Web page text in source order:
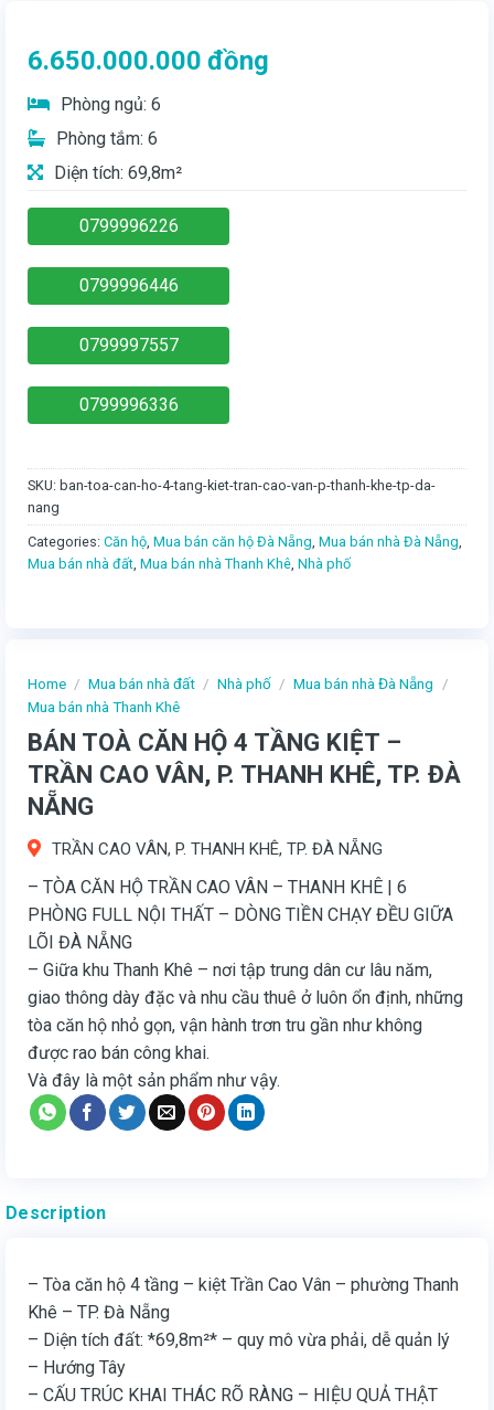
Home / Mua bán nhà đất / Nhà phố / Mua bán nhà Đà Nẵng
/
Mua bán nhà Thanh Khê
BÁN TOÀ CĂN HỘ 4 TẦNG KIỆT –
TRẦN CAO VÂN, P. THANH KHÊ, TP. ĐÀ
NẴNG
TRẦN CAO VÂN, P. THANH KHÊ, TP. ĐÀ NẴNG
– TÒA CĂN HỘ TRẦN CAO VÂN – THANH KHÊ | 6
PHÒNG FULL NỘI THẤT – DÒNG TIỀN CHẠY ĐỀU GIỮA
LÕI ĐÀ NẴNG
– Giữa khu Thanh Khê – nơi tập trung dân cư lâu năm,
giao thông dày đặc và nhu cầu thuê ở luôn ổn định, những
tòa căn hộ nhỏ gọn, vận hành trơn tru gần như không
được rao bán công khai.
Và đây là một sản phẩm như vậy.
6.650.000.000 đồng
Phòng ngủ: 6
Phòng tắm: 6
Diện tích: 69,8m²
0799996226
0799996446
0799997557
0799996336
SKU: ban-toa-can-ho-4-tang-kiet-tran-cao-van-p-thanh-khe-tp-da-
nang
Categories: Căn hộ, Mua bán căn hộ Đà Nẵng, Mua bán nhà Đà Nẵng,
Mua bán nhà đất, Mua bán nhà Thanh Khê, Nhà phố
Description
– Tòa căn hộ 4 tầng – kiệt Trần Cao Vân – phường Thanh
Khê – TP. Đà Nẵng
– Diện tích đất: *69,8m²* – quy mô vừa phải, dễ quản lý
– Hướng Tây
– CẤU TRÚC KHAI THÁC RÕ RÀNG – HIỆU QUẢ THẬT